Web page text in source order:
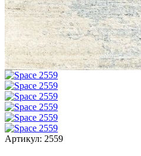
Артикул: 2559